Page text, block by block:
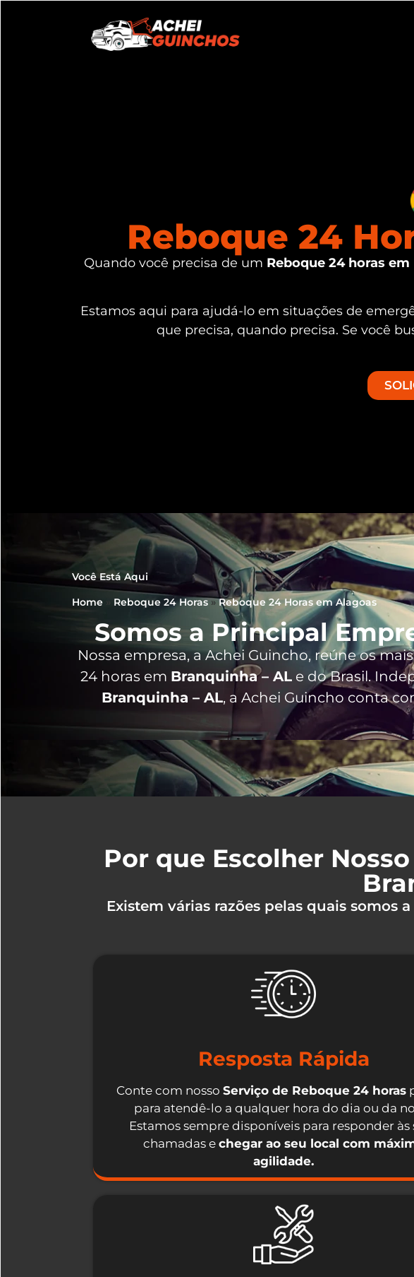
Reboque 24
Quando você precisa de um Reboque 24 horas
Estamos aqui para ajudá-lo em situações de
que precisa, quando precisa. Se você
Você Está Aqui
Home
Reboque 24 Horas»Reboque 24 Horas em Alagoas
Somos a Principal
Nossa empresa, aAchei Guincho, reúne os
24 horas em Branquinha – AL e do Brasil.
Branquinha – AL, a Achei Guincho conta
Por que Escolher
Existem várias razões pelas quais somos
Resposta Rápida
Conte com nosso Serviço de Reboque 24 horas
para atendê-lo a qualquer hora do dia ou da
Estamos sempre disponíveis para responder às
chamadas e chegar ao seu local com
agilidade.